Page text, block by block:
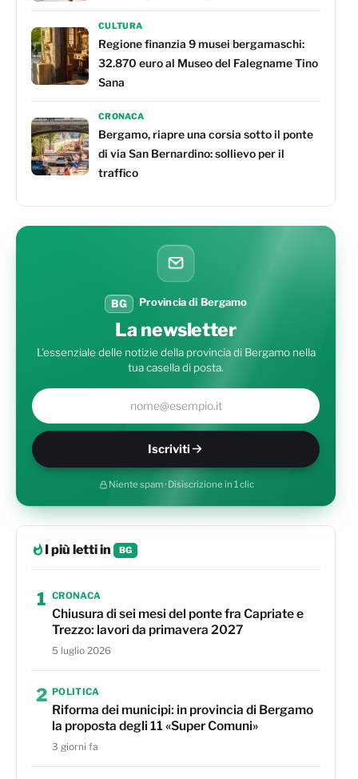
CULTURA
Regione finanzia 9 musei bergamaschi:
32.870 euro al Museo del Falegname Tino
Sana
CRONACA
Bergamo, riapre una corsia sotto il ponte
di via San Bernardino: sollievo per il
traffico
BG Provincia di Bergamo
La newsletter
L'essenziale delle notizie della provincia di Bergamo nella
tua casella di posta.
Il tuo indirizzo e-mail
Iscriviti
Niente spam · Disiscrizione in 1 clic
I più letti in BG
1 CRONACA
Chiusura di sei mesi del ponte fra Capriate e
Trezzo: lavori da primavera 2027
5 luglio 2026
2 POLITICA
Riforma dei municipi: in provincia di Bergamo
la proposta degli 11 «Super Comuni»
3 giorni fa